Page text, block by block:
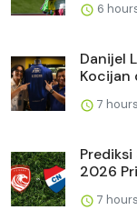
6
Danijel
Kocijan
7
2026
7